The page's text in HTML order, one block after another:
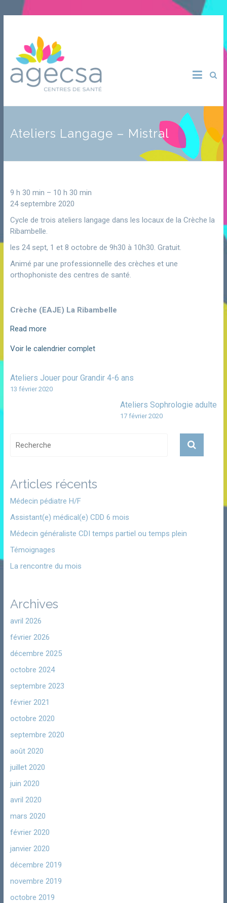
Ateliers Langage – Mistral
9 h 30 min – 10 h 30 min
24 septembre 2020
Cycle de trois ateliers langage dans les locaux de la Crèche la
Ribambelle.
les 24 sept, 1 et 8 octobre de 9h30 à 10h30. Gratuit.
Animé par une professionnelle des crèches et une
orthophoniste des centres de santé.
Crèche (EAJE) La Ribambelle
Read more
Voir le calendrier complet
Ateliers Jouer pour Grandir 4-6 ans
13 février 2020
Ateliers Sophrologie adulte
17 février 2020
Articles récents
Médecin pédiatre H/F
Assistant(e) médical(e) CDD 6 mois
Médecin généraliste CDI temps partiel ou temps plein
Témoignages
La rencontre du mois
Archives
avril 2026
février 2026
décembre 2025
octobre 2024
septembre 2023
février 2021
octobre 2020
septembre 2020
août 2020
juillet 2020
juin 2020
avril 2020
mars 2020
février 2020
janvier 2020
décembre 2019
novembre 2019
octobre 2019